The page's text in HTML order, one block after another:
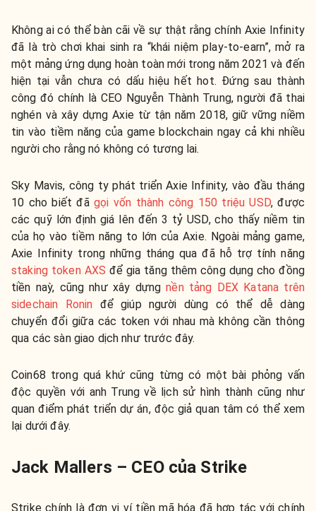
Không ai có thể bàn cãi về sự thật rằng chính Axie Infinity
đã là trò chơi khai sinh ra “khái niệm play-to-earn”, mở ra
một mảng ứng dụng hoàn toàn mới trong năm 2021 và đến
hiện tại vẫn chưa có dấu hiệu hết hot. Đứng sau thành
công đó chính là CEO Nguyễn Thành Trung, người đã thai
nghén và xây dựng Axie từ tận năm 2018, giữ vững niềm
tin vào tiềm năng của game blockchain ngay cả khi nhiều
người cho rằng nó không có tương lai.
Sky Mavis, công ty phát triển Axie Infinity, vào đầu tháng
10 cho biết đã gọi vốn thành công 150 triệu USD, được
các quỹ lớn định giá lên đến 3 tỷ USD, cho thấy niềm tin
của họ vào tiềm năng to lớn của Axie. Ngoài mảng game,
Axie Infinity trong những tháng qua đã hỗ trợ tính năng
staking token AXS để gia tăng thêm công dụng cho đồng
tiền naỳ, cũng như xây dựngnền tảng DEX Katana trên
sidechain Ronin để giúp người dùng có thể dễ dàng
chuyển đổi giữa các token với nhau mà không cần thông
qua các sàn giao dịch như trước đây.
Coin68 trong quá khứ cũng từng có một bài phỏng vấn
độc quyền với anh Trung về lịch sử hình thành cũng như
quan điểm phát triển dự án, độc giả quan tâm có thể xem
lại dưới đây.
Jack Mallers – CEO của Strike
Strike chính là đơn vị ví tiền mã hóa đã hợp tác với chính